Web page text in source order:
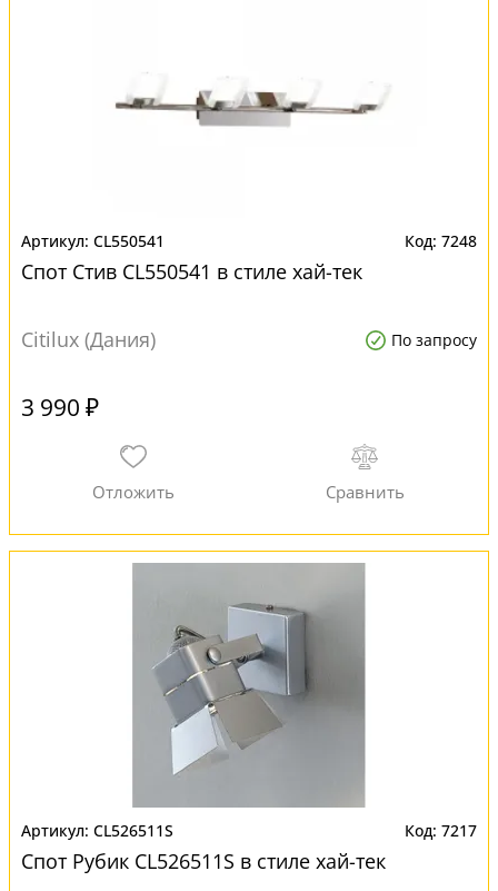
CL550541 7248
Спот Стив CL550541 в стиле хай-тек
Citilux (Дания) По запросу
3 990 ₽
CL526511S 7217
Спот Рубик CL526511S в стиле хай-тек